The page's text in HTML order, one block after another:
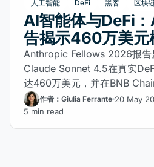
人工智能 DeFi 黑客 区块
AI智能体与DeFi
告揭示460万美元
Anthropic Fellows 2026报告
Claude Sonnet 4.5在真实
达460万美元，并在BNB
作者：Giulia Ferrante 20 May
5 min read